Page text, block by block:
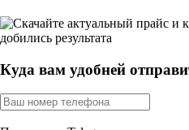
Куда вам удобней